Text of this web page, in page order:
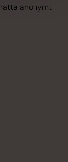
anonymt